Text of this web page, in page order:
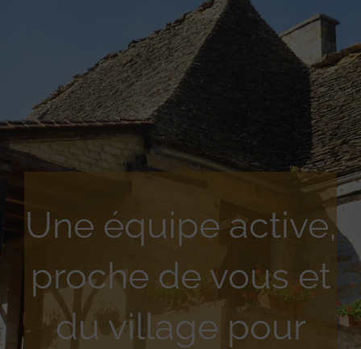
Une équipe active,
proche de vous et
du village pour